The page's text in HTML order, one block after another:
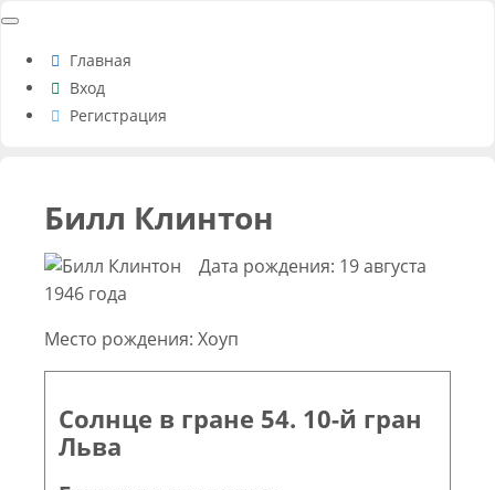
Главная
Вход
Регистрация
Билл Клинтон
Дата рождения: 19 августа
1946 года
Место рождения: Хоуп
Солнце в гране 54. 10-й гран
Льва